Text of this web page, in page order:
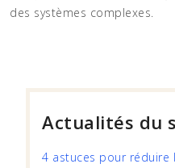
des systèmes complexes.
Actualités du
4 astuces pour